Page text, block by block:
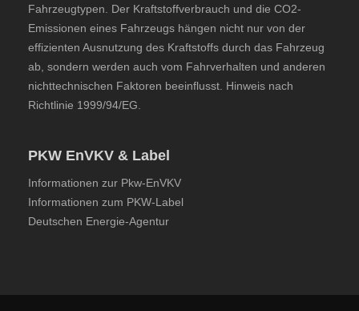
Fahrzeugtypen. Der Kraftstoffverbrauch und die CO2-
Emissionen eines Fahrzeugs hängen nicht nur von der
effizienten Ausnutzung des Kraftstoffs durch das Fahrzeug
ab, sondern werden auch vom Fahrverhalten und anderen
nichttechnischen Faktoren beeinflusst. Hinweis nach
Richtlinie 1999/94/EG.
PKW EnVKV & Label
Informationen zur Pkw-EnVKV
Informationen zum PKW-Label
Deutschen Energie-Agentur